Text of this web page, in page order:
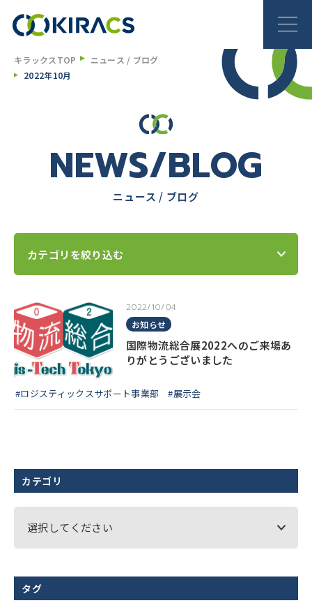
キラックスTOP
ニュース / ブログ
2022年10月
NEWS/BLOG
ニュース / ブログ
カテゴリを絞り込む
2022/10/04
お知らせ
国際物流総合展2022へのご来場あ
りがとうございました
#ロジスティックスサポート事業部 #展示会
カテゴリ
選択してください
タグ